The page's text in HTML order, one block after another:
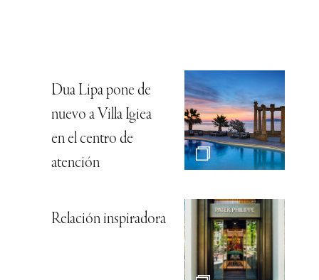
Dua Lipa pone de
nuevo a Villa Igiea
en el centro de
atención
Relación inspiradora